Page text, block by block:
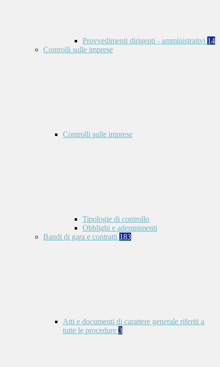
Provvedimenti dirigenti - amministrativi 14
Controlli sulle imprese
Controlli sulle imprese
Tipologie di controllo
Obblighi e adempimenti
Bandi di gara e contratti 183
Atti e documenti di carattere generale riferiti a
tutte le procedure 3